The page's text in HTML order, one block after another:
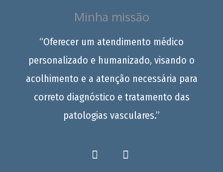
Minha missão
“Oferecer um atendimento médico
personalizado e humanizado, visando o
acolhimento e a atenção necessária para
correto diagnóstico e tratamento das
patologias vasculares.”